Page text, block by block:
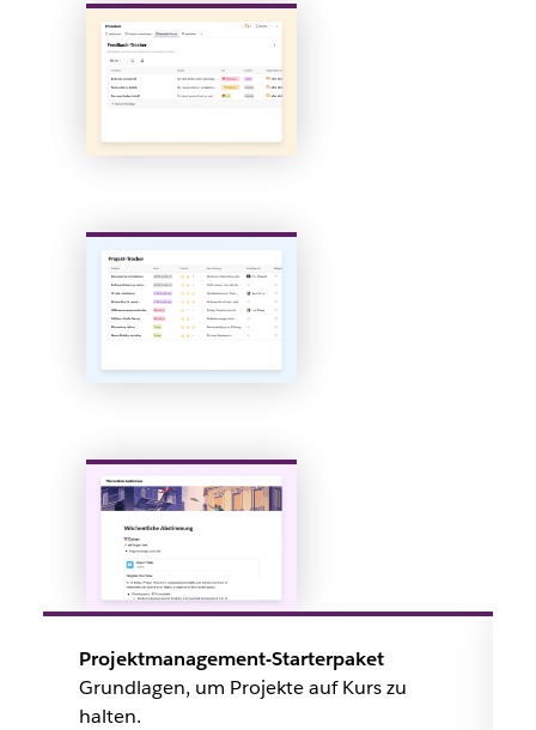
Projektmanagement-Starterpaket
Grundlagen, um Projekte auf Kurs zu
halten.